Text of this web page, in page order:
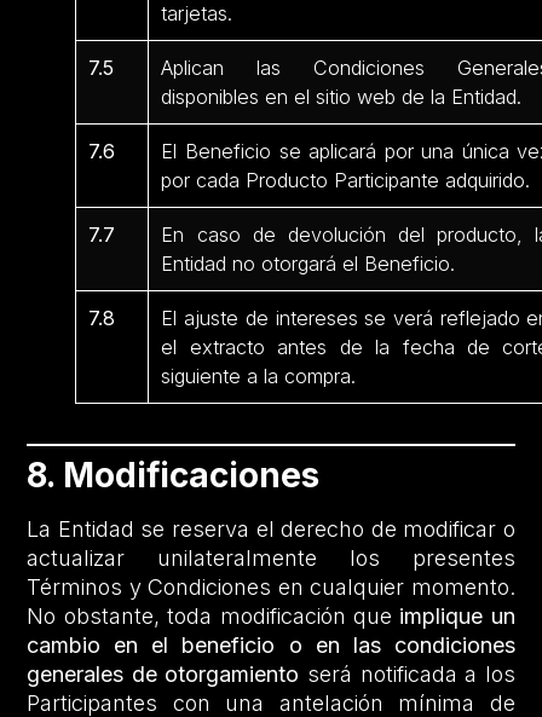
tarjetas.
7.5
Aplican las Condiciones
disponibles en el sitio web de la Entidad.
7.6
El Beneficio se aplicará por una única
por cada Producto Participante adquirido.
7.7
En caso de devolución del producto,
Entidad no otorgará el Beneficio.
7.8
El ajuste de intereses se verá reflejado
el extracto antes de la fecha de
siguiente a la compra.
8. Modificaciones
La Entidad se reserva el derecho de modificar o
actualizar unilateralmente los presentes
Términos y Condiciones en cualquier momento.
No obstante, toda modificación que implique un
cambio en el beneficio o en las condiciones
generales de otorgamiento será notificada a los
Participantes con una antelación mínima de